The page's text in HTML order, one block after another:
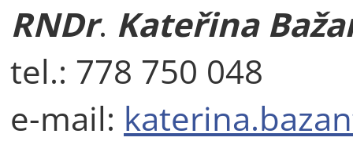
RNDr. Kateřina
tel.: 778 750 048
e-mail: